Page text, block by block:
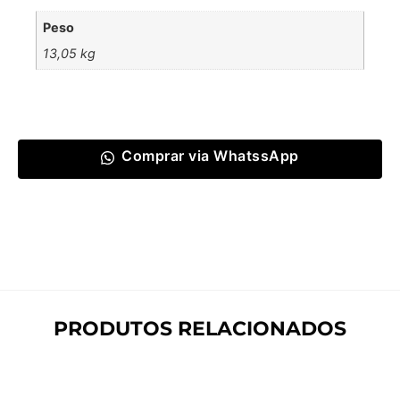
Peso
13,05 kg
Comprar via WhatssApp
PRODUTOS RELACIONADOS